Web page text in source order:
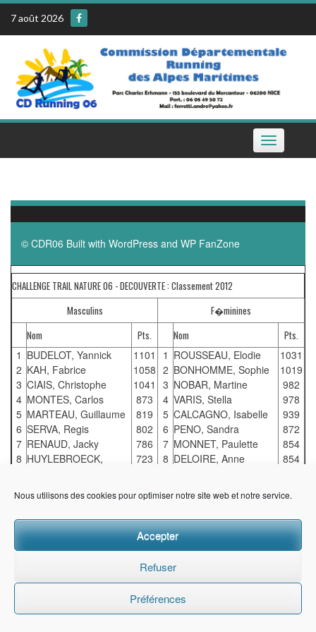
Nous utilisons des cookies pour optimiser notre site web et notre service.
Accepter
Refuser
Préférences
Skip
content
7 août 2026
Toggle
navigation
© CDR06 Built with WordPress and WP FanZone
CHALLENGE TRAIL NATURE 06 - DECOUVERTE : Classement 2012
Masculins
F�minines
Nom
Pts. Nom
Pts.
1
2
3
4
5
6
7
8
BUDELOT, Yannick
KAH, Fabrice
CIAIS, Christophe
MONTES, Carlos
MARTEAU, Guillaume
SERVA, Regis
RENAUD, Jacky
HUYLEBROECK,
THERVILLE, Cyrille
1101
1058
1041
873
819
802
786
723
1
2
3
4
5
6
7
8
ROUSSEAU, Elodie
BONHOMME, Sophie
NOBAR, Martine
VARIS, Stella
CALCAGNO, Isabelle
PENO, Sandra
MONNET, Paulette
DELOIRE, Anne
GUIGUET, B�atrice
1031
1019
982
978
939
872
854
854
R�clamation/Question concernant le challenge trail nature 06 ?
Charg� du challenge trail nature 06
Consultez les classements complets :Masculins |F�minines